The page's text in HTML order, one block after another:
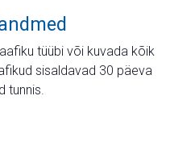
tüübi või kuvada kõik
sisaldavad 30 päeva
tunnis.